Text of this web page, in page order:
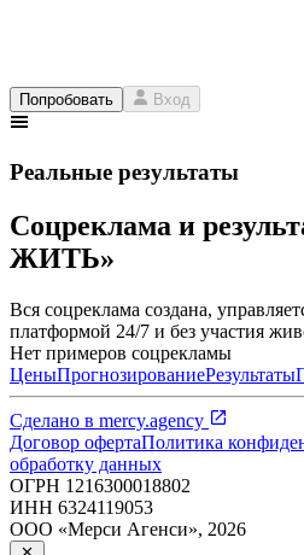
Попробовать Вход
Реальные результаты
Соцреклама и
ЖИТЬ»
Вся соцреклама создана,
платформой 24/7 и без участия
Нет примеров соцрекламы
ЦеныПрогнозированиеРезультаты
Сделано в mercy.agency
Договор офертаПолитика
обработку данных
ОГРН 1216300018802
ИНН 6324119053
ООО «Мерси Агенси», 2026